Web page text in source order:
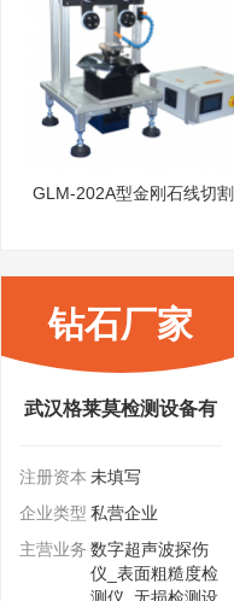
GLM-202A型金刚石线切割
钻石厂家
武汉格莱莫检测设备有
限公司
注册资本 未填写
企业类型 私营企业
主营业务 数字超声波探伤
仪_表面粗糙度检